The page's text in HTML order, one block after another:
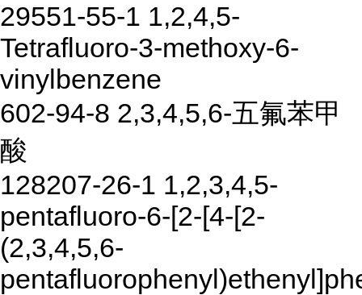
29551-55-1 1,2,4,5-
Tetrafluoro-3-methoxy-6-
vinylbenzene
602-94-8 2,3,4,5,6-五氟苯甲
酸
128207-26-1 1,2,3,4,5-
pentafluoro-6-[2-[4-[2-
(2,3,4,5,6-